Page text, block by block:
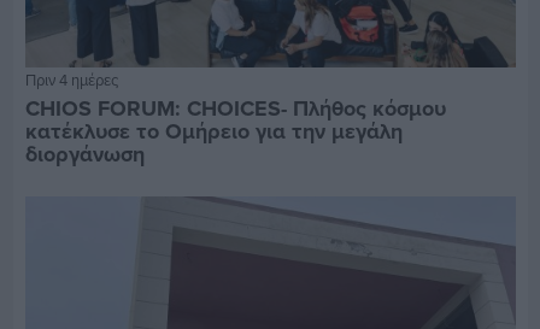
Πριν 4 ημέρες
CHIOS FORUM: CHOICES- Πλήθος κόσμου
κατέκλυσε το Ομήρειο για την μεγάλη
διοργάνωση